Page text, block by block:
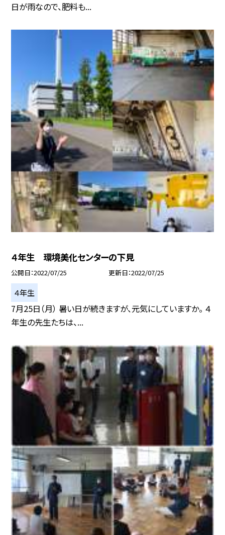
日が雨なので、肥料も...
４年生 環境美化センターの下見
公開日 2022/07/25 更新日 2022/07/25
４年生
7月25日（月） 暑い日が続きますが、元気にしていますか。 ４
年生の先生たちは、...